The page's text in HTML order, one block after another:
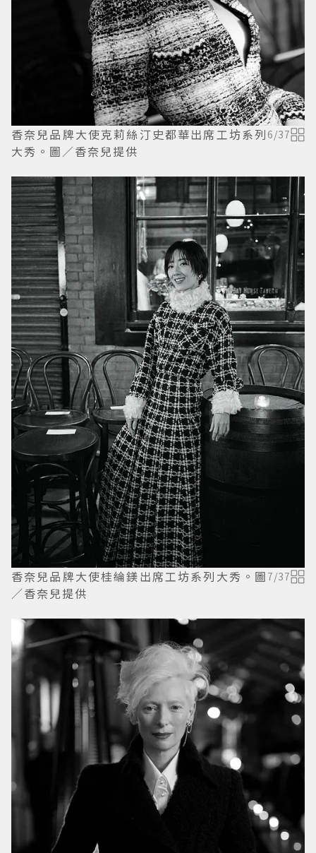
香奈兒品牌大使克莉絲汀史都華出席工坊系列
大秀。圖／香奈兒提供
6/37
香奈兒品牌大使桂綸鎂出席工坊系列大秀。圖
／香奈兒提供
7/37